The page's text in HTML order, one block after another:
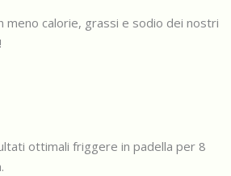
meno calorie, grassi e sodio dei nostri
ottimali friggere in padella per 8